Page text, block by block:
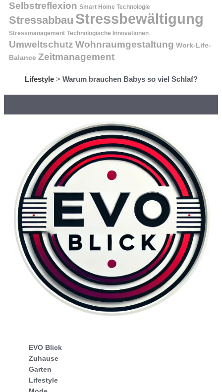
Selbstreflexion Smart Home Technologie
Stressabbau Stressbewältigung
Stressmanagement Technologische Innovationen
Umweltschutz Wohnraumgestaltung Work-Life-
Balance Zeitmanagement
Lifestyle> Warum brauchen Babys so viel Schlaf?
EVO Blick
Zuhause
Garten
Lifestyle